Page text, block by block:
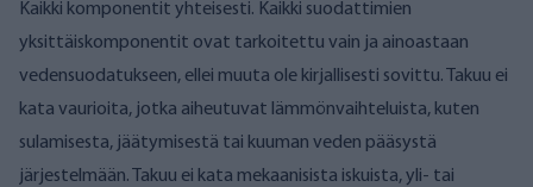
Kaikki komponentit yhteisesti. Kaikki suodattimien
yksittäiskomponentit ovat tarkoitettu vain ja ainoastaan
vedensuodatukseen, ellei muuta ole kirjallisesti sovittu. Takuu ei
kata vaurioita, jotka aiheutuvat lämmönvaihteluista, kuten
sulamisesta, jäätymisestä tai kuuman veden pääsystä
järjestelmään. Takuu ei kata mekaanisista iskuista, yli- tai